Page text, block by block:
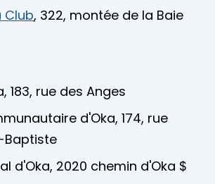
Club, 322, montée de la Baie
183, rue des Anges
d'Oka, 174, rue
d'Oka, 2020 chemin d'Oka $